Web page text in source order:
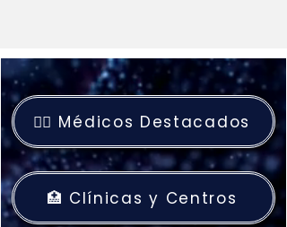
👨‍⚕️ Médicos Destacados
🏥 Clínicas y Centros